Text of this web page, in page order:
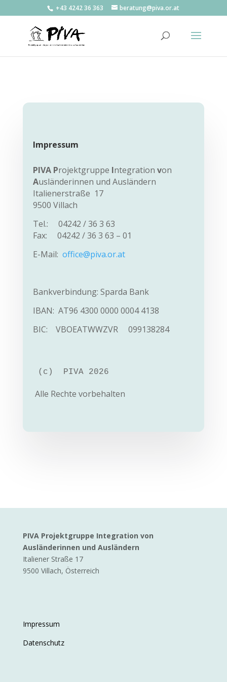
+43 4242 36 363 beratung@piva.or.at
Impressum
PIVA Projektgruppe Integration von
Ausländerinnen und Ausländern
Italienerstraße 17
9500 Villach
Tel.: 04242 / 36 3 63
Fax: 04242 / 36 3 63 – 01
E-Mail: office@piva.or.at
Bankverbindung: Sparda Bank
IBAN: AT96 4300 0000 0004 4138
BIC: VBOEATWWZVR 099138284
(c)  PIVA 2026
Alle Rechte vorbehalten
PIVA Projektgruppe Integration von
Ausländerinnen und Ausländern
Italiener Straße 17
9500 Villach, Österreich
Impressum
Datenschutz